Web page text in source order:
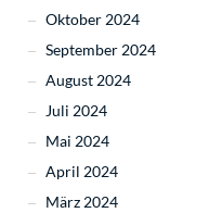
Oktober 2024
September 2024
August 2024
Juli 2024
Mai 2024
April 2024
März 2024